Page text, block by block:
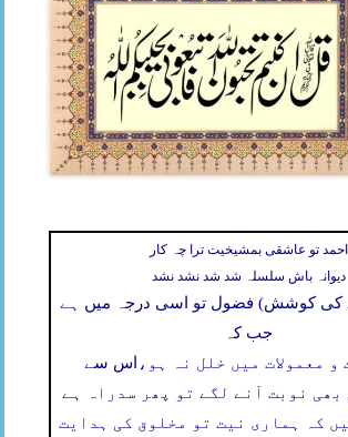
احمد تو عاشقی بمشیخیت ترا چہ کار
دیوانہ باش سلسلہ شد شد نشد نشد
کی کوشش) فضول تو اسی درجہ میں ہے
جب کہ
اس سے و معمولات میں خلل نہ ہو،
بھی نوبت آنے لگے تو پھر سدراہ ہے
کہ ہماری نیت تو مخلوق کی ہدایت